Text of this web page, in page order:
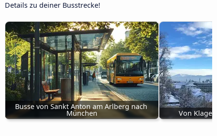
Details zu deiner Busstrecke!
Busse von Sankt Anton am Arlberg nach
München Von